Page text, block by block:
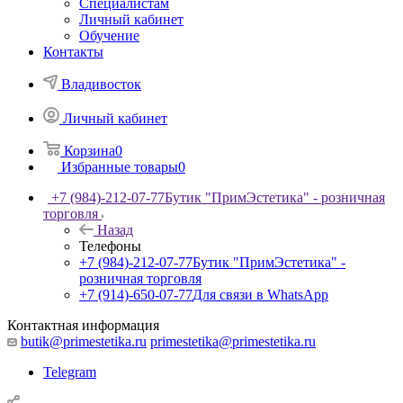
Специалистам
Личный кабинет
Обучение
Контакты
Владивосток
Личный кабинет
Корзина0
Избранные товары0
+7 (984)-212-07-77Бутик "ПримЭстетика" - розничная
торговля
Назад
Телефоны
+7 (984)-212-07-77Бутик "ПримЭстетика" -
розничная торговля
+7 (914)-650-07-77Для связи в WhatsApp
Контактная информация
butik@primestetika.ru primestetika@primestetika.ru
Telegram